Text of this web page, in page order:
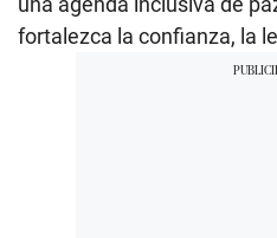
fortalezca la confianza, la